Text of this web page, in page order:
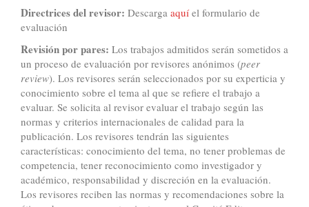
Directrices del revisor: Descarga aquíel formulario de
evaluación
Revisión por pares: Los trabajos admitidos serán sometidos a
un proceso de evaluación por revisores anónimos (peer
review). Los revisores serán seleccionados por su experticia y
conocimiento sobre el tema al que se refiere el trabajo a
evaluar. Se solicita al revisor evaluar el trabajo según las
normas y criterios internacionales de calidad para la
publicación. Los revisores tendrán las siguientes
características: conocimiento del tema, no tener problemas de
competencia, tener reconocimiento como investigador y
académico, responsabilidad y discreción en la evaluación.
Los revisores reciben las normas y recomendaciones sobre la